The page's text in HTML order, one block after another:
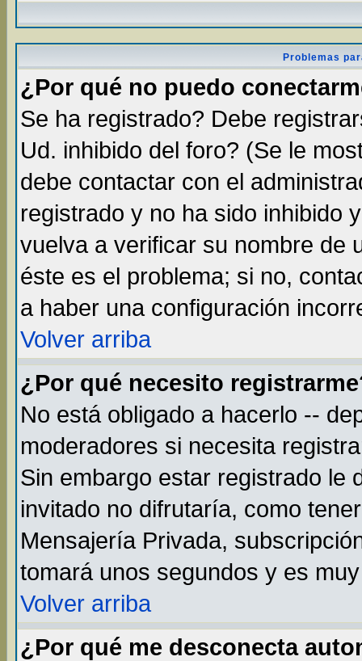
Problemas
¿Por qué no puedo
Se ha registrado? Debe
Ud. inhibido del foro? (Se le
debe contactar con el
registrado y no ha sido inhibido
vuelva a verificar su nombre de
éste es el problema; si no,
a haber una configuración
Volver arriba
¿Por qué necesito
No está obligado a hacerlo --
moderadores si necesita
Sin embargo estar registrado le
invitado no difrutaría, como
Mensajería Privada,
tomará unos segundos y es
Volver arriba
¿Por qué me desconecta